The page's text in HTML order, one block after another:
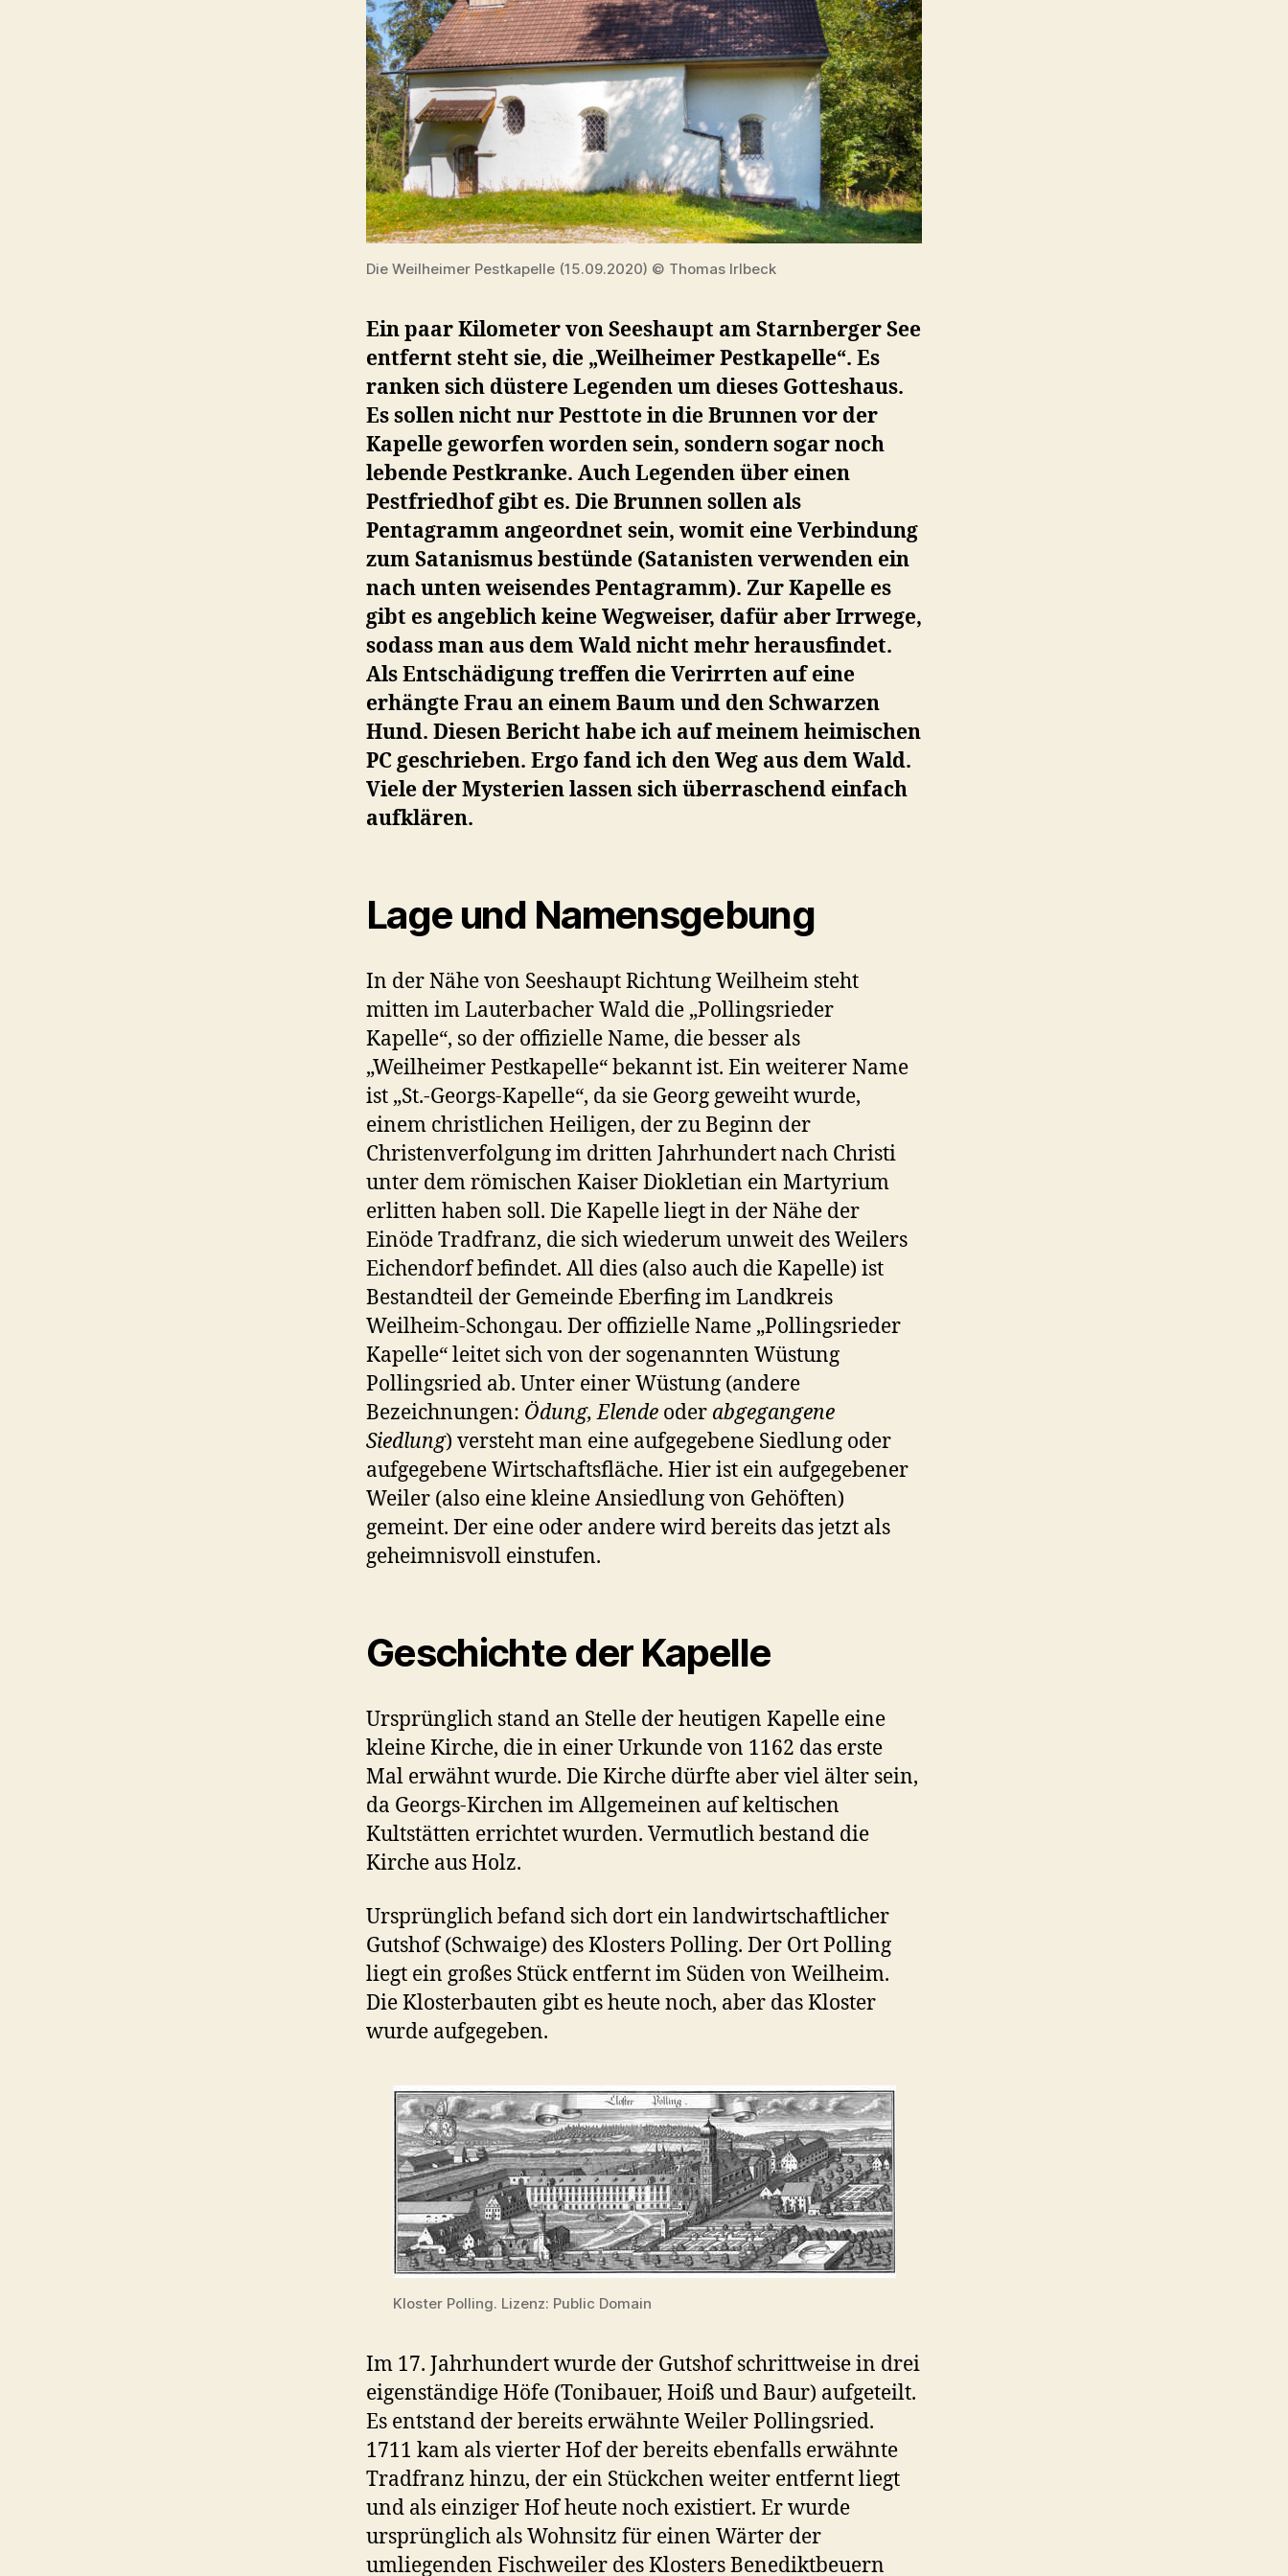
Die Weilheimer Pestkapelle (15.09.2020) © Thomas Irlbeck
Ein paar Kilometer von Seeshaupt am Starnberger See
entfernt steht sie, die „Weilheimer Pestkapelle“. Es
ranken sich düstere Legenden um dieses Gotteshaus.
Es sollen nicht nur Pesttote in die Brunnen vor der
Kapelle geworfen worden sein, sondern sogar noch
lebende Pestkranke. Auch Legenden über einen
Pestfriedhof gibt es. Die Brunnen sollen als
Pentagramm angeordnet sein, womit eine Verbindung
zum Satanismus bestünde (Satanisten verwenden ein
nach unten weisendes Pentagramm). Zur Kapelle es
gibt es angeblich keine Wegweiser, dafür aber Irrwege,
sodass man aus dem Wald nicht mehr herausfindet.
Als Entschädigung treffen die Verirrten auf eine
erhängte Frau an einem Baum und den Schwarzen
Hund. Diesen Bericht habe ich auf meinem heimischen
PC geschrieben. Ergo fand ich den Weg aus dem Wald.
Viele der Mysterien lassen sich überraschend einfach
aufklären.
Lage und Namensgebung
In der Nähe von Seeshaupt Richtung Weilheim steht
mitten im Lauterbacher Wald die „Pollingsrieder
Kapelle“, so der offizielle Name, die besser als
„Weilheimer Pestkapelle“ bekannt ist. Ein weiterer Name
ist „St.-Georgs-Kapelle“, da sie Georg geweiht wurde,
einem christlichen Heiligen, der zu Beginn der
Christenverfolgung im dritten Jahrhundert nach Christi
unter dem römischen Kaiser Diokletian ein Martyrium
erlitten haben soll. Die Kapelle liegt in der Nähe der
Einöde Tradfranz, die sich wiederum unweit des Weilers
Eichendorf befindet. All dies (also auch die Kapelle) ist
Bestandteil der Gemeinde Eberfing im Landkreis
Weilheim-Schongau. Der offizielle Name „Pollingsrieder
Kapelle“ leitet sich von der sogenannten Wüstung
Pollingsried ab. Unter einer Wüstung (andere
Bezeichnungen: Ödung, Elende oder abgegangene
Siedlung) versteht man eine aufgegebene Siedlung oder
aufgegebene Wirtschaftsfläche. Hier ist ein aufgegebener
Weiler (also eine kleine Ansiedlung von Gehöften)
gemeint. Der eine oder andere wird bereits das jetzt als
geheimnisvoll einstufen.
Geschichte der Kapelle
Ursprünglich stand an Stelle der heutigen Kapelle eine
kleine Kirche, die in einer Urkunde von 1162 das erste
Mal erwähnt wurde. Die Kirche dürfte aber viel älter sein,
da Georgs-Kirchen im Allgemeinen auf keltischen
Kultstätten errichtet wurden. Vermutlich bestand die
Kirche aus Holz.
Ursprünglich befand sich dort ein landwirtschaftlicher
Gutshof (Schwaige) des Klosters Polling. Der Ort Polling
liegt ein großes Stück entfernt im Süden von Weilheim.
Die Klosterbauten gibt es heute noch, aber das Kloster
wurde aufgegeben.
Kloster Polling. Lizenz: Public Domain
Im 17. Jahrhundert wurde der Gutshof schrittweise in drei
eigenständige Höfe (Tonibauer, Hoiß und Baur) aufgeteilt.
Es entstand der bereits erwähnte Weiler Pollingsried.
1711 kam als vierter Hof der bereits ebenfalls erwähnte
Tradfranz hinzu, der ein Stückchen weiter entfernt liegt
und als einziger Hof heute noch existiert. Er wurde
ursprünglich als Wohnsitz für einen Wärter der
umliegenden Fischweiler des Klosters Benediktbeuern